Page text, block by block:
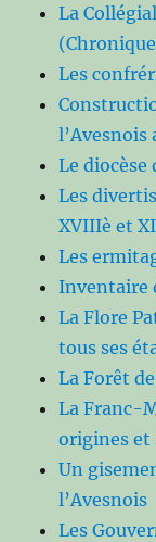
La
Les
l’Avesnois
Le diocèse
Les
XVIIIè et
Les
Inventaire
La Flore
tous ses
La Forêt
La Franc-
origines et
Un
l’Avesnois
Les